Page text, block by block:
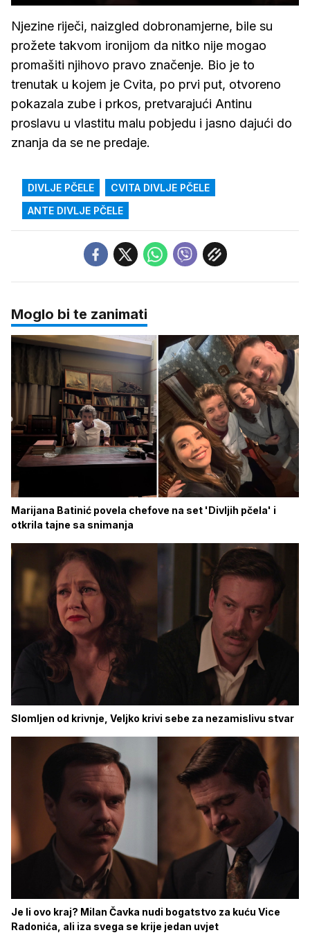
Njezine riječi, naizgled dobronamjerne, bile su
prožete takvom ironijom da nitko nije mogao
promašiti njihovo pravo značenje. Bio je to
trenutak u kojem je Cvita, po prvi put, otvoreno
pokazala zube i prkos, pretvarajući Antinu
proslavu u vlastitu malu pobjedu i jasno dajući do
znanja da se ne predaje.
DIVLJE PČELE
CVITA DIVLJE PČELE
ANTE DIVLJE PČELE
Moglo bi te zanimati
Marijana Batinić povela chefove na set 'Divljih pčela' i
otkrila tajne sa snimanja
Slomljen od krivnje, Veljko krivi sebe za nezamislivu stvar
Je li ovo kraj? Milan Čavka nudi bogatstvo za kuću Vice
Radonića, ali iza svega se krije jedan uvjet